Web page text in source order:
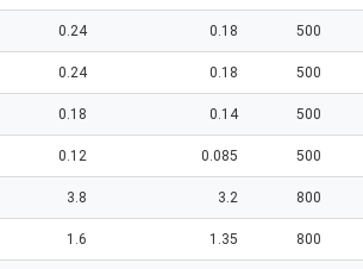
500
0.18
0.24
500
0.18
0.24
500
0.14
0.18
500
0.085
0.12
800
3.2
3.8
800
1.35
1.6